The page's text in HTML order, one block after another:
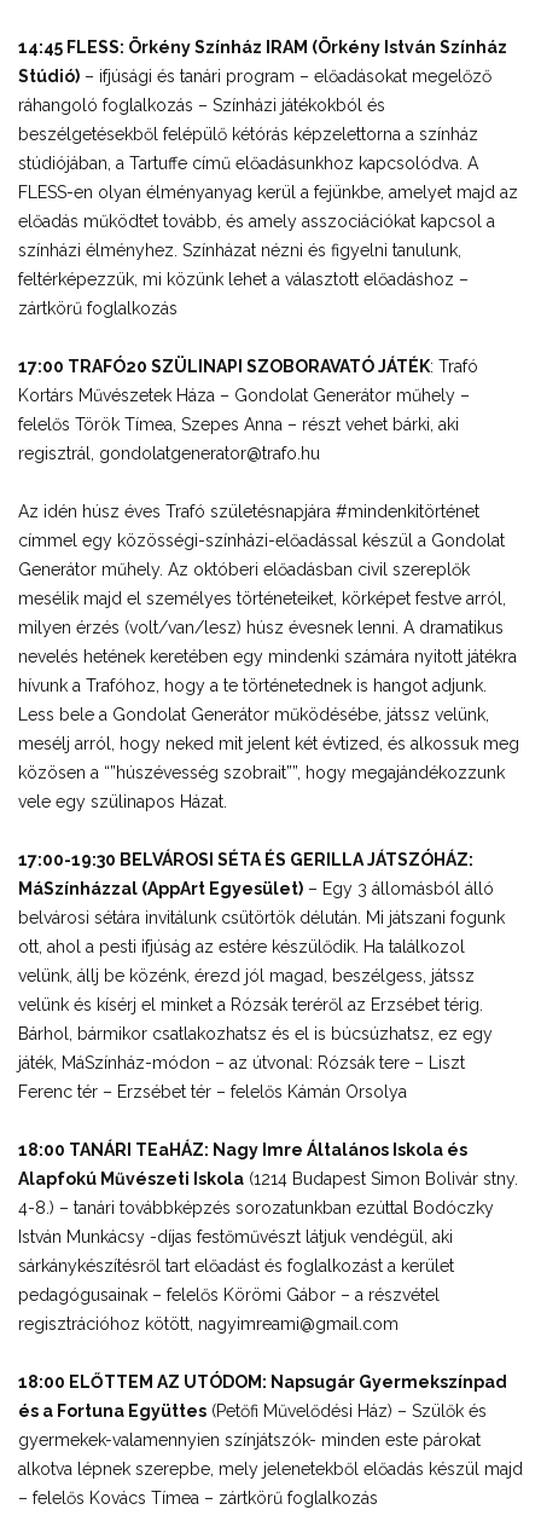
14:45 FLESS: Örkény Színház IRAM (Örkény István Színház
Stúdió) – ifjúsági és tanári program – előadásokat megelőző
ráhangoló foglalkozás – Színházi játékokból és
beszélgetésekből felépülő kétórás képzelettorna a színház
stúdiójában, a Tartuffe című előadásunkhoz kapcsolódva. A
FLESS-en olyan élményanyag kerül a fejünkbe, amelyet majd az
előadás működtet tovább, és amely asszociációkat kapcsol a
színházi élményhez. Színházat nézni és figyelni tanulunk,
feltérképezzük, mi közünk lehet a választott előadáshoz –
zártkörű foglalkozás
17:00 TRAFÓ20 SZÜLINAPI SZOBORAVATÓ JÁTÉK: Trafó
Kortárs Művészetek Háza – Gondolat Generátor műhely –
felelős Török Tímea, Szepes Anna – részt vehet bárki, aki
regisztrál, gondolatgenerator@trafo.hu
Az idén húsz éves Trafó születésnapjára #mindenkitörténet
címmel egy közösségi-színházi-előadással készül a Gondolat
Generátor műhely. Az októberi előadásban civil szereplők
mesélik majd el személyes történeteiket, körképet festve arról,
milyen érzés (volt/van/lesz) húsz évesnek lenni. A dramatikus
nevelés hetének keretében egy mindenki számára nyitott játékra
hívunk a Trafóhoz, hogy a te történetednek is hangot adjunk.
Less bele a Gondolat Generátor működésébe, játssz velünk,
mesélj arról, hogy neked mit jelent két évtized, és alkossuk meg
közösen a “”húszévesség szobrait””, hogy megajándékozzunk
vele egy szülinapos Házat.
17:00-19:30 BELVÁROSI SÉTA ÉS GERILLA JÁTSZÓHÁZ:
MáSzínházzal (AppArt Egyesület) – Egy 3 állomásból álló
belvárosi sétára invitálunk csütörtök délután. Mi játszani fogunk
ott, ahol a pesti ifjúság az estére készülődik. Ha találkozol
velünk, állj be közénk, érezd jól magad, beszélgess, játssz
velünk és kísérj el minket a Rózsák teréről az Erzsébet térig.
Bárhol, bármikor csatlakozhatsz és el is búcsúzhatsz, ez egy
játék, MáSzínház-módon – az útvonal: Rózsák tere – Liszt
Ferenc tér – Erzsébet tér – felelős Kámán Orsolya
18:00 TANÁRI TEaHÁZ: Nagy Imre Általános Iskola és
Alapfokú Művészeti Iskola (1214 Budapest Simon Bolivár stny.
4-8.) – tanári továbbképzés sorozatunkban ezúttal Bodóczky
István Munkácsy -díjas festőművészt látjuk vendégül, aki
sárkánykészítésről tart előadást és foglalkozást a kerület
pedagógusainak – felelős Körömi Gábor – a részvétel
regisztrációhoz kötött, nagyimreami@gmail.com
18:00 ELŐTTEM AZ UTÓDOM: Napsugár Gyermekszínpad
és a Fortuna Együttes (Petőfi Művelődési Ház) – Szülők és
gyermekek-valamennyien színjátszók- minden este párokat
alkotva lépnek szerepbe, mely jelenetekből előadás készül majd
– felelős Kovács Tímea – zártkörű foglalkozás